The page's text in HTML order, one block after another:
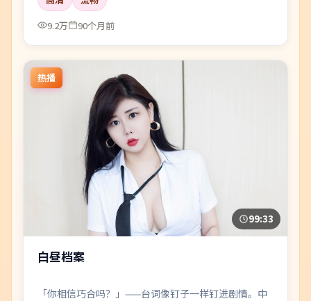
9.2万
90个月前
热播
99:33
白昼档案
「你相信巧合吗？」——台词像钉子一样钉进剧情。中